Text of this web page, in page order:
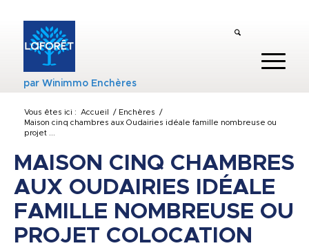
parWinimmo Enchères
Vous êtes ici : Accueil / Enchères
/
Maison cinq chambres aux Oudairies idéale famille nombreuse ou
projet ...
MAISON CINQ CHAMBRES
AUX OUDAIRIES IDÉALE
FAMILLE NOMBREUSE OU
PROJET COLOCATION